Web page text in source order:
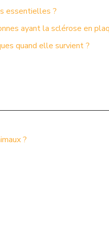
essentielles ?
ayant la sclérose en
quand elle survient ?
?